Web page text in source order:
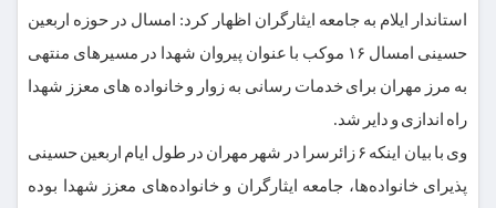
استاندار ایلام به جامعه ایثارگران اظهار کرد: امسال در حوزه اربعین
حسینی امسال ۱۶ موکب‌ با عنوان پیروان شهدا در مسیرهای منتهی
به مرز مهران برای خدمات رسانی به زوار و خانواده های معزز شهدا
راه اندازی و دایر شد.
وی با بیان اینکه ۶ زائرسرا در شهر مهران در طول ایام اربعین حسینی
پذیرای خانواده‌ها، جامعه ایثارگران و خانواده‌های معزز شهدا بوده